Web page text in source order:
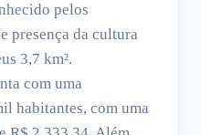
pelos
presença da cultura
3,7 km².
com uma
habitantes, com uma